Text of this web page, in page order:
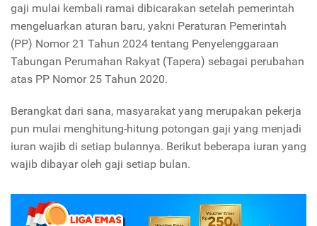
gaji mulai kembali ramai dibicarakan setelah pemerintah
mengeluarkan aturan baru, yakni Peraturan Pemerintah
(PP) Nomor 21 Tahun 2024 tentang Penyelenggaraan
Tabungan Perumahan Rakyat (Tapera) sebagai perubahan
atas PP Nomor 25 Tahun 2020.
Berangkat dari sana, masyarakat yang merupakan pekerja
pun mulai menghitung-hitung potongan gaji yang menjadi
iuran wajib di setiap bulannya. Berikut beberapa iuran yang
wajib dibayar oleh gaji setiap bulan.